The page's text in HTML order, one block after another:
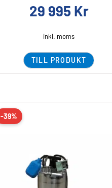
29 995 Kr
inkl. moms
TILL PRODUKT
-39%